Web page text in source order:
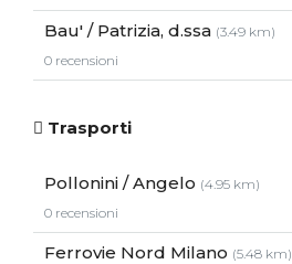
Bau' / Patrizia, d.ssa (3.49 km)
0 recensioni
Trasporti
Pollonini / Angelo (4.95 km)
0 recensioni
Ferrovie Nord Milano (5.48 km)